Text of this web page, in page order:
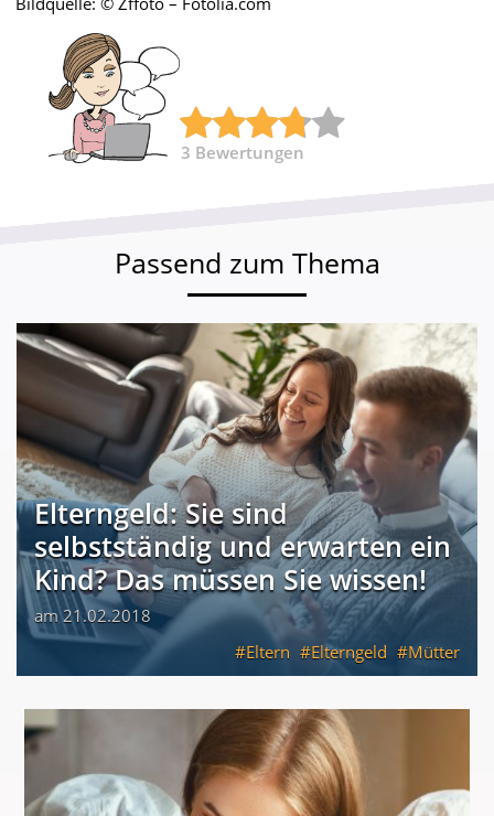
3 Bewertungen
Passend zum Thema
Elterngeld: Sie sind
selbstständig und erwarten ein
Kind? Das müssen Sie wissen!
am 21.02.2018
Eltern
Elterngeld Mütter